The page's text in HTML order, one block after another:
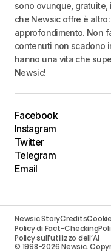
sono ovunque,
che Newsic offre è
approfondimento. Non
contenuti non scadono
hanno una vita che
Newsic!
Facebook
Instagram
Twitter
Telegram
Email
Newsic StoryCredits
Policy di Fact-Checking
Policy sull’utilizzo dell’AI
© 1998-2026 Newsic.